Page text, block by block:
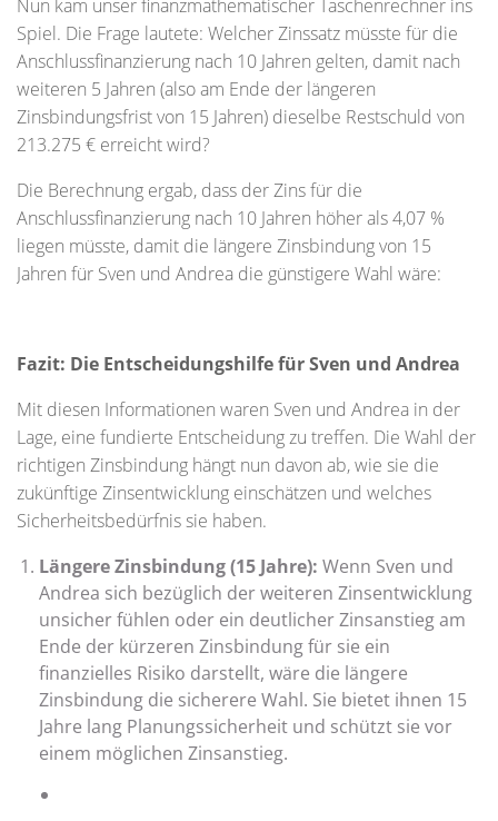
Nun kam unser finanzmathematischer Taschenrechner ins
Spiel. Die Frage lautete: Welcher Zinssatz müsste für die
Anschlussfinanzierung nach 10 Jahren gelten, damit nach
weiteren 5 Jahren (also am Ende der längeren
Zinsbindungsfrist von 15 Jahren) dieselbe Restschuld von
213.275 € erreicht wird?
Die Berechnung ergab, dass der Zins für die
Anschlussfinanzierung nach 10 Jahren höher als 4,07 %
liegen müsste, damit die längere Zinsbindung von 15
Jahren für Sven und Andrea die günstigere Wahl wäre:
Fazit: Die Entscheidungshilfe für Sven und Andrea
Mit diesen Informationen waren Sven und Andrea in der
Lage, eine fundierte Entscheidung zu treffen. Die Wahl der
richtigen Zinsbindung hängt nun davon ab, wie sie die
zukünftige Zinsentwicklung einschätzen und welches
Sicherheitsbedürfnis sie haben.
Längere Zinsbindung (15 Jahre): Wenn Sven und
Andrea sich bezüglich der weiteren Zinsentwicklung
unsicher fühlen oder ein deutlicher Zinsanstieg am
Ende der kürzeren Zinsbindung für sie ein
finanzielles Risiko darstellt, wäre die längere
Zinsbindung die sicherere Wahl. Sie bietet ihnen 15
Jahre lang Planungssicherheit und schützt sie vor
einem möglichen Zinsanstieg.